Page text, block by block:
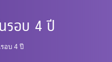
รอบ 4 ปี
อบ 4 ปี